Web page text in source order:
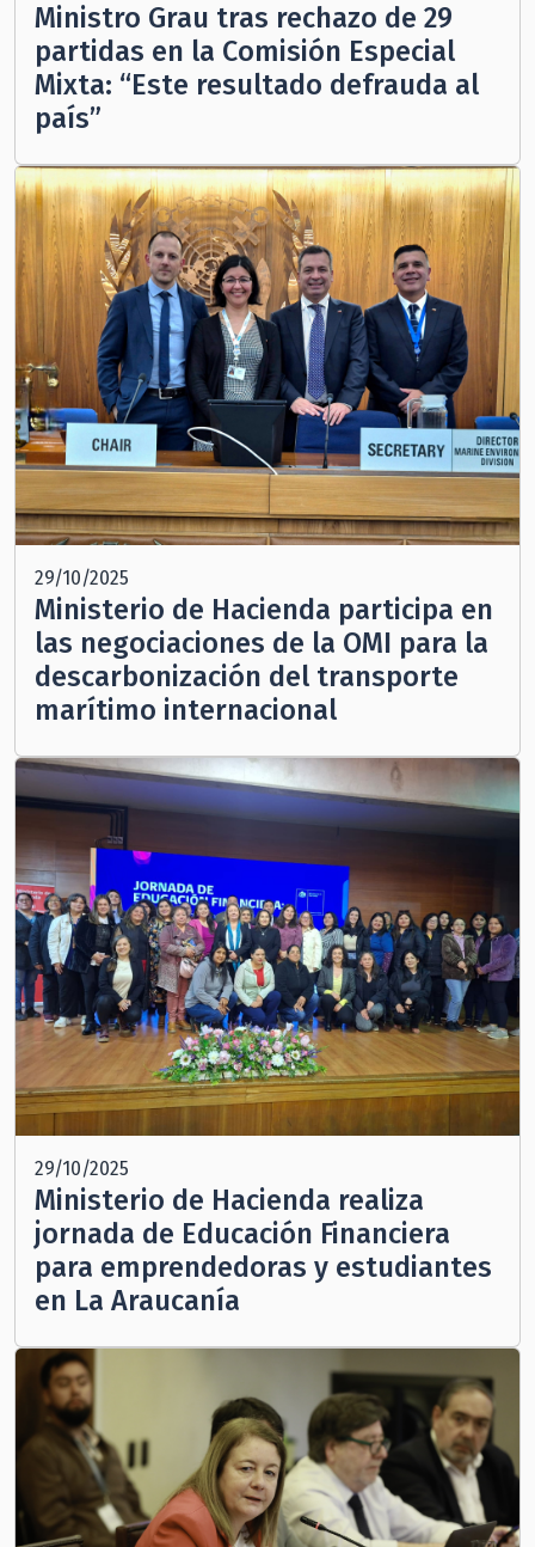
Ministro Grau tras rechazo de 29
partidas en la Comisión Especial
Mixta: “Este resultado defrauda al
país”
29/10/2025
Ministerio de Hacienda participa en
las negociaciones de la OMI para la
descarbonización del transporte
marítimo internacional
29/10/2025
Ministerio de Hacienda realiza
jornada de Educación Financiera
para emprendedoras y estudiantes
en La Araucanía